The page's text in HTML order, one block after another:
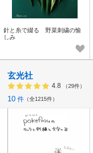
針と糸で綴る 野菜刺繍の愉
しみ
玄光社
4.8 （29件）
10 件 全1215件